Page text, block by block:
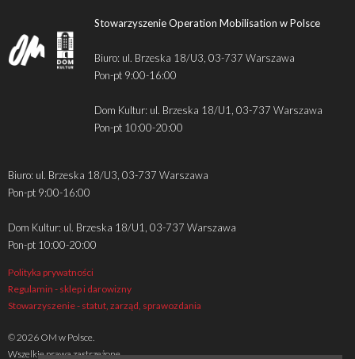
Stowarzyszenie Operation Mobilisation w Polsce
Biuro: ul. Brzeska 18/U3, 03-737 Warszawa
Pon-pt 9:00-16:00
Dom Kultur: ul. Brzeska 18/U1, 03-737 Warszawa
Pon-pt 10:00-20:00
Biuro: ul. Brzeska 18/U3, 03-737 Warszawa
Pon-pt 9:00-16:00
Dom Kultur: ul. Brzeska 18/U1, 03-737 Warszawa
Pon-pt 10:00-20:00
Polityka prywatności
Regulamin - sklep i darowizny
Stowarzyszenie - statut, zarząd, sprawozdania
© 2026 OM w Polsce.
Wszelkie prawa zastrzeżone